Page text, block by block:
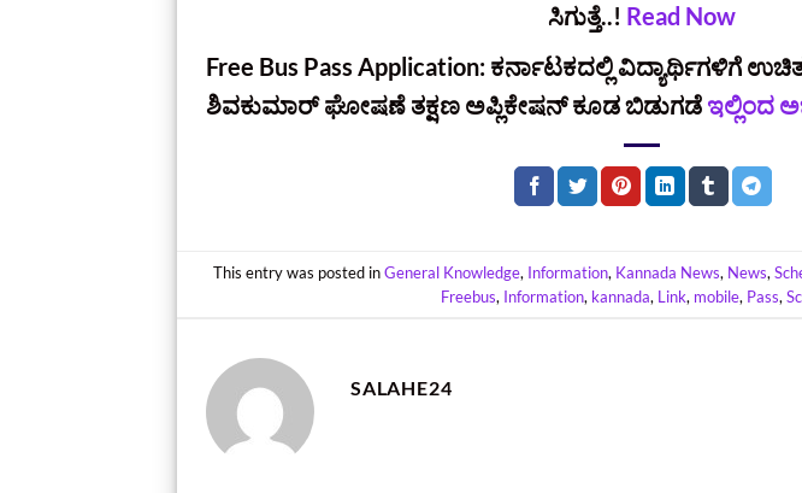
ಸಿಗುತ್ತೆ..! Read Now
Free Bus Pass Application: ಕರ್ನಾಟಕದಲ್ಲಿ ವಿದ್ಯಾರ್ಥಿಗಳಿಗೆ
ಶಿವಕುಮಾರ್ ಘೋಷಣೆ ತಕ್ಷಣ ಅಪ್ಲಿಕೇಷನ್‌ ಕೂಡ ಬಿಡುಗಡೆ ಇಲ್ಲಿಂದ
This entry was posted inGeneral Knowledge, Information, Kannada News, News,
Freebus, Information, kannada, Link, mobile, Pass,
SALAHE24